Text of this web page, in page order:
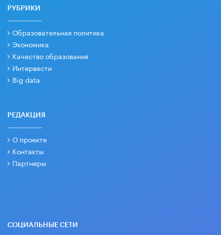
РУБРИКИ
Образовательная политика
Экономика
Качество образования
Интервести
Big data
РЕДАКЦИЯ
О проекте
Контакты
Партнеры
СОЦИАЛЬНЫЕ СЕТИ